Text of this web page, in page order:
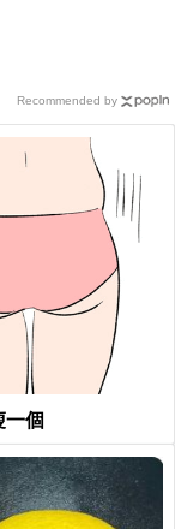
一個
Recommended by